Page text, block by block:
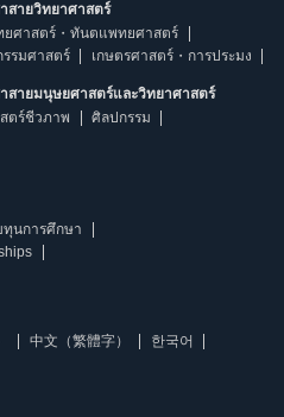
สายวิทยาศาสตร์
ยศาสตร์・ทันตแพทยศาสตร์
รมศาสตร์ เกษตรศาสตร์・การประมง
ายมนุษยศาสตร์และวิทยาศาสตร์
ตร์ชีวภาพ
ศิลปกรรม
ทุนการศึกษา
中文（繁體字）
한국어